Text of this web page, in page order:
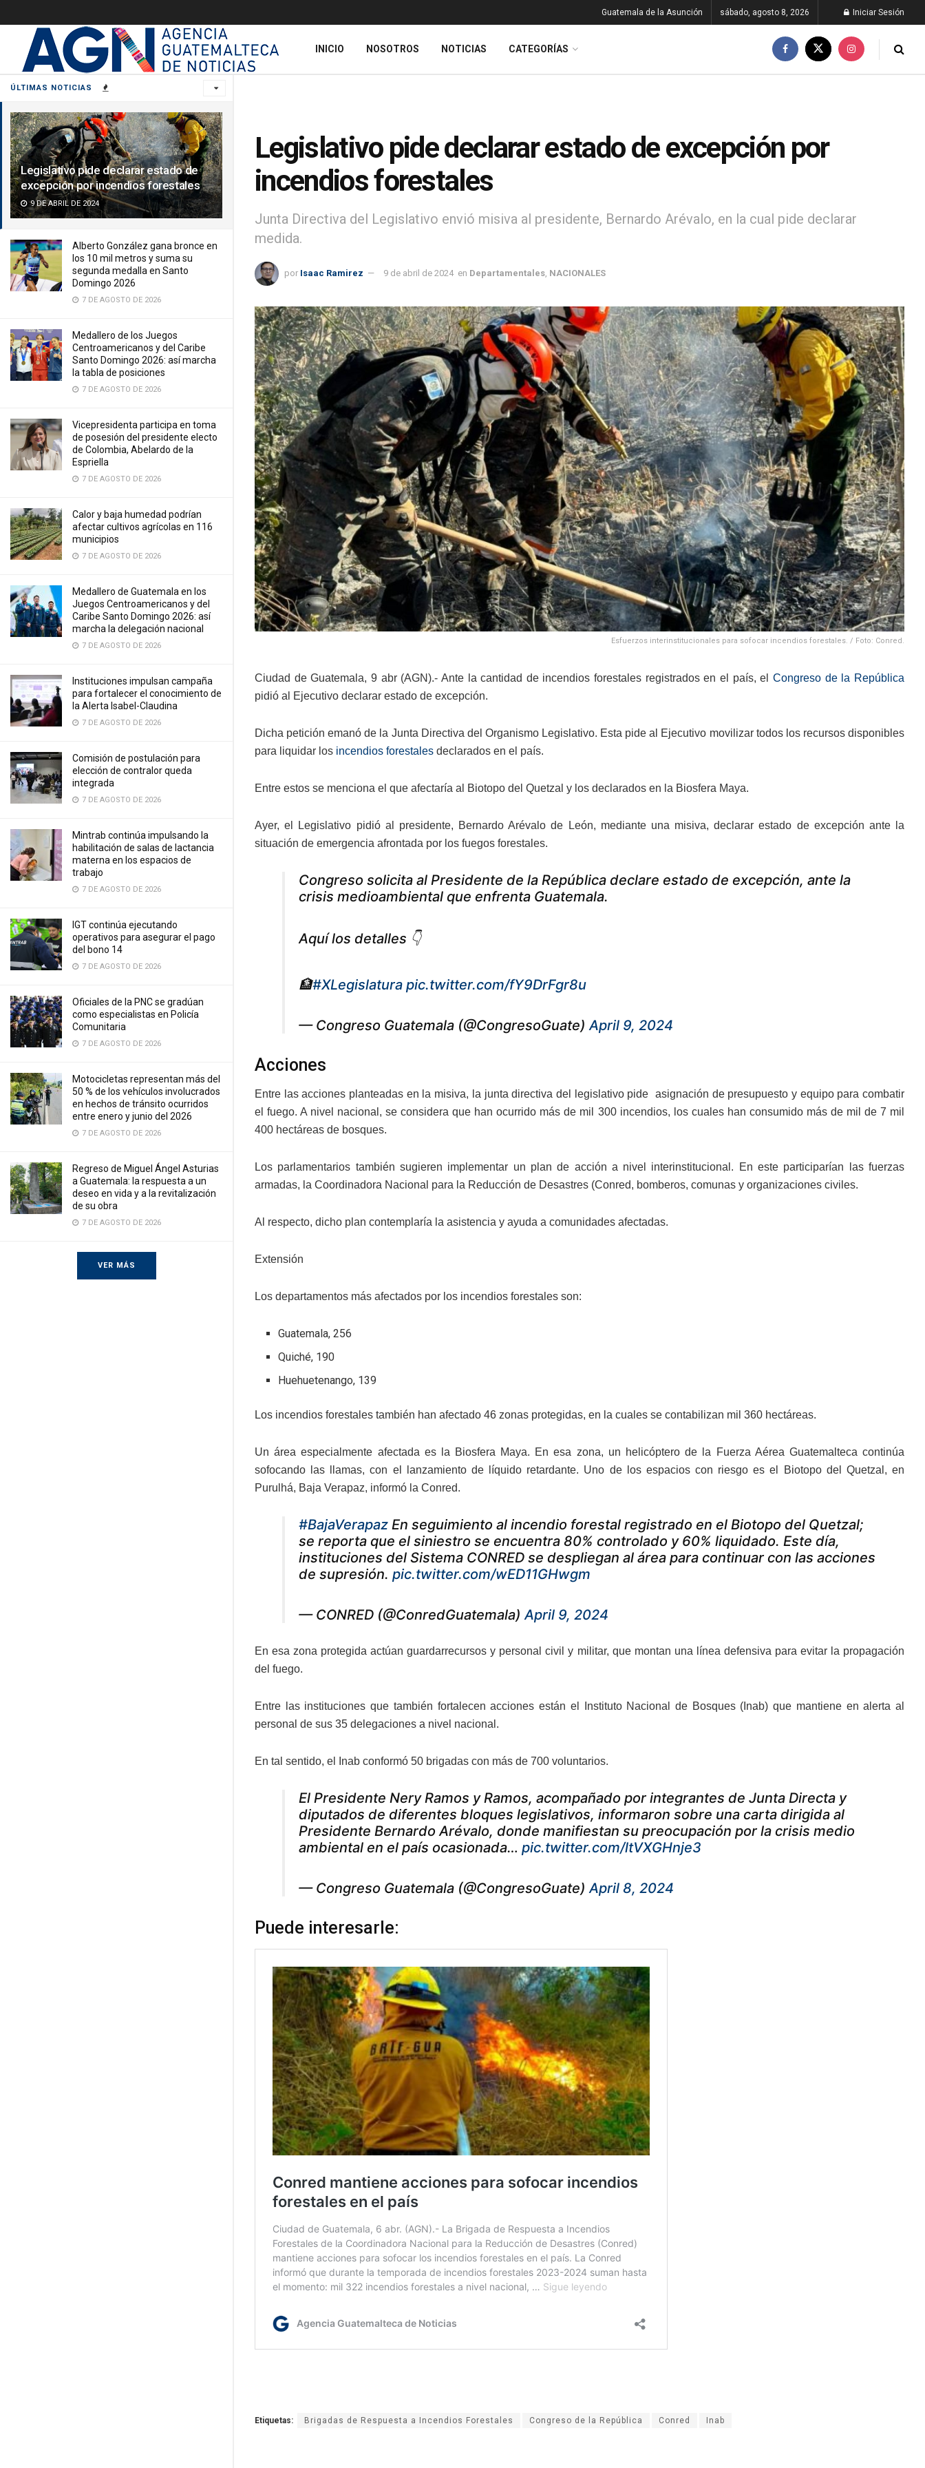
ÚLTIMAS NOTICIAS
Legislativo pide declarar estado de
excepción por incendios forestales
9 DE ABRIL DE 2024
Alberto González gana bronce en
los 10 mil metros y suma su
segunda medalla en Santo
Domingo 2026
7 DE AGOSTO DE 2026
Medallero de los Juegos
Centroamericanos y del Caribe
Santo Domingo 2026: así marcha
la tabla de posiciones
7 DE AGOSTO DE 2026
Vicepresidenta participa en toma
de posesión del presidente electo
de Colombia, Abelardo de la
Espriella
7 DE AGOSTO DE 2026
Calor y baja humedad podrían
afectar cultivos agrícolas en 116
municipios
7 DE AGOSTO DE 2026
Medallero de Guatemala en los
Juegos Centroamericanos y del
Caribe Santo Domingo 2026: así
marcha la delegación nacional
7 DE AGOSTO DE 2026
Instituciones impulsan campaña
para fortalecer el conocimiento de
la Alerta Isabel-Claudina
7 DE AGOSTO DE 2026
Comisión de postulación para
elección de contralor queda
integrada
7 DE AGOSTO DE 2026
Mintrab continúa impulsando la
habilitación de salas de lactancia
materna en los espacios de
trabajo
7 DE AGOSTO DE 2026
IGT continúa ejecutando
operativos para asegurar el pago
del bono 14
7 DE AGOSTO DE 2026
Oficiales de la PNC se gradúan
como especialistas en Policía
Comunitaria
7 DE AGOSTO DE 2026
Motocicletas representan más del
50 % de los vehículos involucrados
en hechos de tránsito ocurridos
entre enero y junio del 2026
7 DE AGOSTO DE 2026
Regreso de Miguel Ángel Asturias
a Guatemala: la respuesta a un
deseo en vida y a la revitalización
de su obra
7 DE AGOSTO DE 2026
VER MÁS
Guatemala de la Asunción sábado, agosto 8, 2026 Iniciar Sesión
INICIO NOSOTROS NOTICIAS CATEGORÍAS
Legislativo pide declarar estado de excepción por
incendios forestales
Junta Directiva del Legislativo envió misiva al presidente, Bernardo Arévalo, en la cual pide declarar
medida.
por Isaac Ramirez 9 de abril de 2024 en Departamentales NACIONALES
Esfuerzos interinstitucionales para sofocar incendios forestales. / Foto: Conred.
Ciudad de Guatemala, 9 abr (AGN).- Ante la cantidad de incendios forestales registrados en el país, elCongreso de la República
pidió al Ejecutivo declarar estado de excepción.
Dicha petición emanó de la Junta Directiva del Organismo Legislativo. Esta pide al Ejecutivo movilizar todos los recursos disponibles
para liquidar los incendios forestales declarados en el país.
Entre estos se menciona el que afectaría al Biotopo del Quetzal y los declarados en la Biosfera Maya.
Ayer, el Legislativo pidió al presidente, Bernardo Arévalo de León, mediante una misiva, declarar estado de excepción ante la
situación de emergencia afrontada por los fuegos forestales.
Congreso solicita al Presidente de la República declare estado de excepción, ante la
crisis medioambiental que enfrenta Guatemala.
Aquí los detalles 👇
🏦#XLegislatura pic.twitter.com/fY9DrFgr8u
— Congreso Guatemala (@CongresoGuate) April 9, 2024
Acciones
Entre las acciones planteadas en la misiva, la junta directiva del legislativo pide asignación de presupuesto y equipo para combatir
el fuego. A nivel nacional, se considera que han ocurrido más de mil 300 incendios, los cuales han consumido más de mil de 7 mil
400 hectáreas de bosques.
Los parlamentarios también sugieren implementar un plan de acción a nivel interinstitucional. En este participarían las fuerzas
armadas, la Coordinadora Nacional para la Reducción de Desastres (Conred, bomberos, comunas y organizaciones civiles.
Al respecto, dicho plan contemplaría la asistencia y ayuda a comunidades afectadas.
Extensión
Los departamentos más afectados por los incendios forestales son:
Guatemala, 256
Quiché, 190
Huehuetenango, 139
Los incendios forestales también han afectado 46 zonas protegidas, en la cuales se contabilizan mil 360 hectáreas.
Un área especialmente afectada es la Biosfera Maya. En esa zona, un helicóptero de la Fuerza Aérea Guatemalteca continúa
sofocando las llamas, con el lanzamiento de líquido retardante. Uno de los espacios con riesgo es el Biotopo del Quetzal, en
Purulhá, Baja Verapaz, informó la Conred.
#BajaVerapaz En seguimiento al incendio forestal registrado en el Biotopo del Quetzal;
se reporta que el siniestro se encuentra 80% controlado y 60% liquidado. Este día,
instituciones del Sistema CONRED se despliegan al área para continuar con las acciones
de supresión. pic.twitter.com/wED11GHwgm
— CONRED (@ConredGuatemala)April 9, 2024
En esa zona protegida actúan guardarrecursos y personal civil y militar, que montan una línea defensiva para evitar la propagación
del fuego.
Entre las instituciones que también fortalecen acciones están el Instituto Nacional de Bosques (Inab) que mantiene en alerta al
personal de sus 35 delegaciones a nivel nacional.
En tal sentido, el Inab conformó 50 brigadas con más de 700 voluntarios.
El Presidente Nery Ramos y Ramos, acompañado por integrantes de Junta Directa y
diputados de diferentes bloques legislativos, informaron sobre una carta dirigida al
Presidente Bernardo Arévalo, donde manifiestan su preocupación por la crisis medio
ambiental en el país ocasionada… pic.twitter.com/ltVXGHnje3
— Congreso Guatemala (@CongresoGuate)April 8, 2024
Puede interesarle:
Etiquetas: Brigadas de Respuesta a Incendios Forestales Congreso de la República Conred Inab